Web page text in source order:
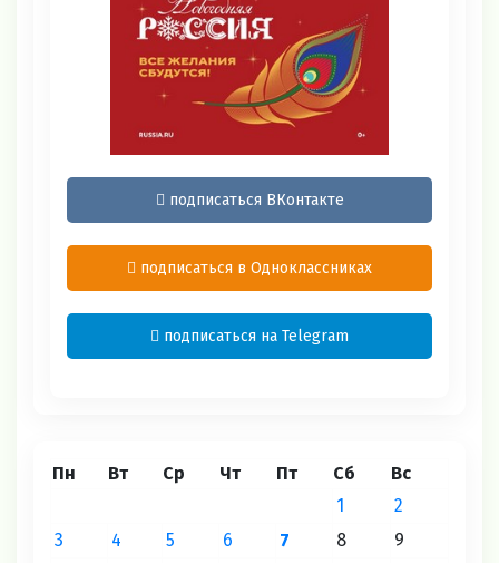
подписаться ВКонтакте
подписаться в Одноклассниках
подписаться на Telegram
Пн Вт Ср Чт Пт Сб Вс
1
2
3
4 5 6 7 8
9